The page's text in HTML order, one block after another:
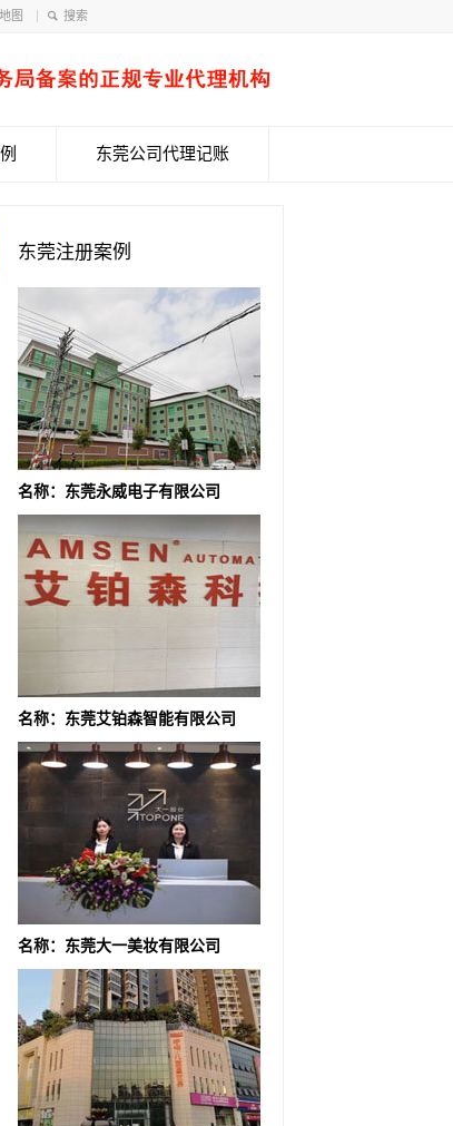
图
东莞公司代理记账
东莞注册案例
名称：东莞永威电子有限公司
名称：东莞艾铂森智能有限公司
名称：东莞大一美妆有限公司